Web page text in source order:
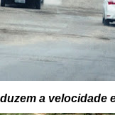
a velocidade